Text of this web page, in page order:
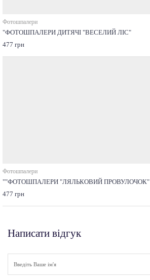
Фотошпалери
"ФОТОШПАЛЕРИ ДИТЯЧІ "ВЕСЕЛИЙ ЛІС"
477 грн
Фотошпалери
""ФОТОШПАЛЕРИ "ЛЯЛЬКОВИЙ ПРОВУЛОЧОК"
477 грн
Написати відгук